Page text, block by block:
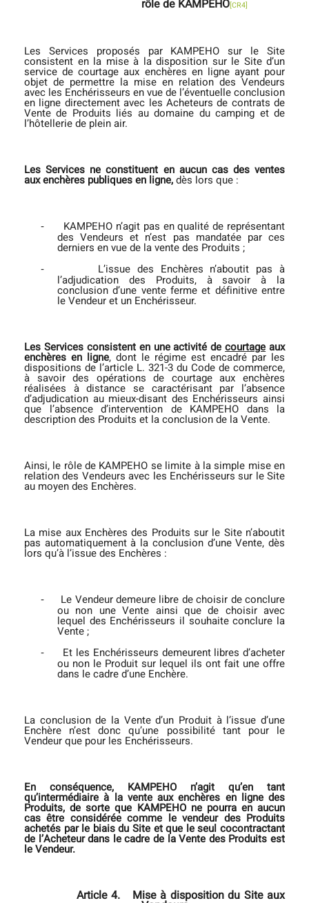
rôle de KAMPEHO[CR4]
Les Services proposés par KAMPEHO sur le Site
consistent en la mise à la disposition sur le Site d’un
service de courtage aux enchères en ligne ayant pour
objet de permettre la mise en relation des Vendeurs
avec les Enchérisseurs en vue de l’éventuelle conclusion
en ligne directement avec les Acheteurs de contrats de
Vente de Produits liés au domaine du camping et de
l’hôtellerie de plein air.
Les Services ne constituent en aucun cas des ventes
aux enchères publiquesen ligne,dès lors que :
‐ KAMPEHO n’agit pas en qualité de représentant
des Vendeurs et n’est pas mandatée par ces
derniers en vue de la vente des Produits ;
‐ L’issue des Enchères n’aboutit pas à
l’adjudication des Produits, à savoir à la
conclusion d’une vente ferme et définitive entre
le Vendeur et un Enchérisseur.
Les Services consistent en une activité decourtage aux
enchères en ligne, dont le régime est encadré par les
dispositions de l’article L. 321-3 du Code de commerce,
à savoir des opérations de courtage aux enchères
réalisées à distance se caractérisant par l’absence
d’adjudication au mieux-disant des Enchérisseurs ainsi
que l’absence d’intervention de KAMPEHO dans la
description des Produits et la conclusion de la Vente.
Ainsi, le rôle de KAMPEHO se limite à la simple mise en
relation des Vendeurs avec les Enchérisseurs sur le Site
au moyen des Enchères.
La mise aux Enchères des Produits sur le Site n’aboutit
pas automatiquement à la conclusion d’une Vente, dès
lors qu’à l’issue des Enchères :
‐ Le Vendeur demeure libre de choisir de conclure
ou non une Vente ainsi que de choisir avec
lequel des Enchérisseurs il souhaite conclure la
Vente ;
‐ Et les Enchérisseurs demeurent libres d’acheter
ou non le Produit sur lequel ils ont fait une offre
dans le cadre d’une Enchère.
La conclusion de la Vente d’un Produit à l’issue d’une
Enchère n’est donc qu’une possibilité tant pour le
Vendeur que pour les Enchérisseurs.
En conséquence, KAMPEHO n’agit qu’en tant
qu’intermédiaire à la vente aux enchères en ligne des
Produits, de sorte que KAMPEHO ne pourra en aucun
cas être considérée comme le vendeur des Produits
achetés par le biais du Site et que le seul cocontractant
de l’Acheteur dans le cadre de la Vente des Produits est
le Vendeur.
Article 4. Mise à disposition du Site aux